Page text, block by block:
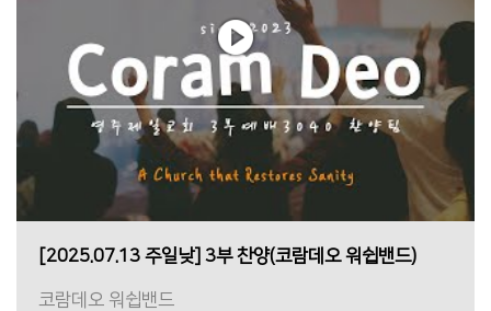
[2025.07.13 주일낮] 3부 찬양(코람데오 워쉽밴드)
코람데오 워쉽밴드